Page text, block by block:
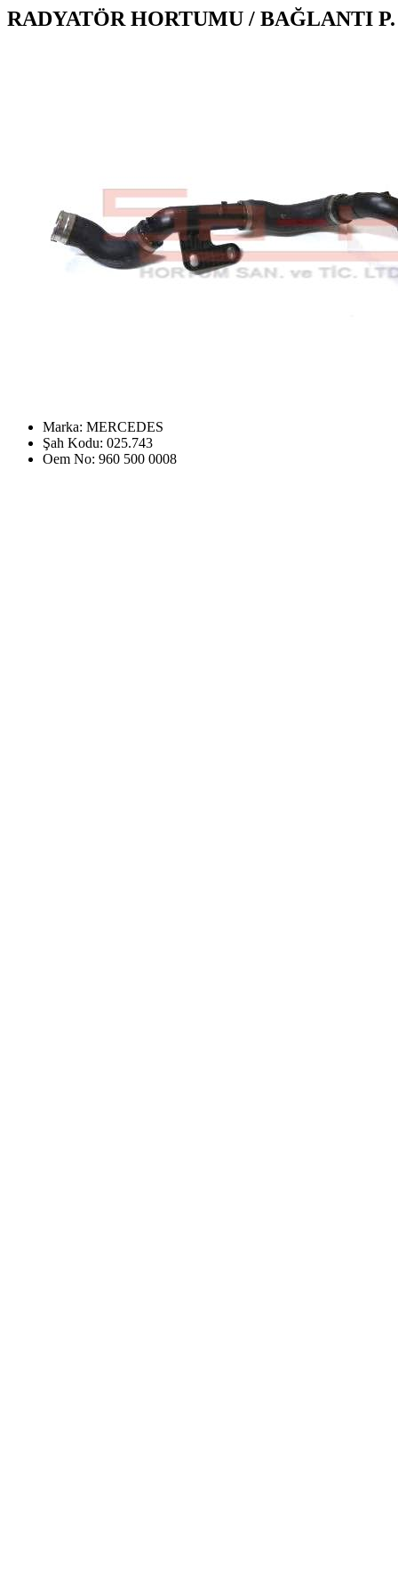
RADYATÖR HORTUMU / BAĞLANTI
Marka: MERCEDES
Şah Kodu: 025.743
Oem No: 960 500 0008